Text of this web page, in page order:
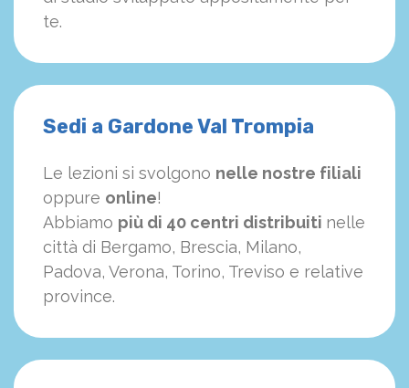
te.
Sedi a Gardone Val Trompia
Le lezioni si svolgono nelle nostre filiali
oppure online!
Abbiamo più di 40 centri distribuiti nelle
città di Bergamo, Brescia, Milano,
Padova, Verona, Torino, Treviso e relative
province.